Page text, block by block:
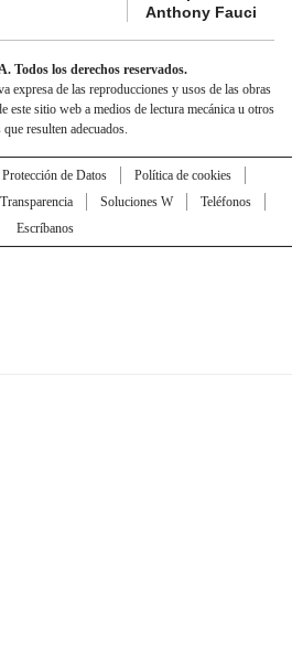
Anthony Fauci
Todos los derechos reservados.
expresa de las reproducciones y usos de las obras
este sitio web a medios de lectura mecánica u otros
que resulten adecuados.
de Datos
Política de cookies
Transparencia Soluciones W
Teléfonos
Escríbanos